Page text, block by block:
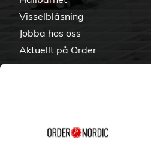
Visselblåsning
Jobba hos oss
Aktuellt på Order
Varumärken